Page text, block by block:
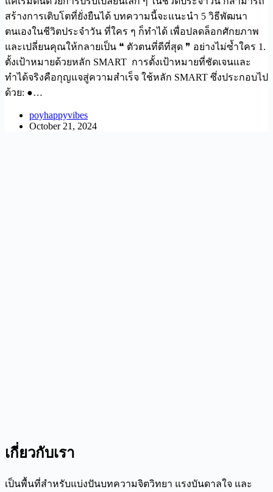
สร้างการเติบโตที่ยั่งยืนได้ บทความนี้จะแนะนำ 5 วิธีพัฒนา
ตนเองในชีวิตประจำวัน ที่ใคร ๆ ก็ทำได้ เพื่อปลดล็อกศักยภาพ
และเปลี่ยนคุณให้กลายเป็น ❝ ตัวตนที่ดีที่สุด ❞ อย่างไม่ซ้ำใคร 1.
ตั้งเป้าหมายด้วยหลัก SMART การตั้งเป้าหมายที่ชัดเจนและ
ทำได้จริงคือกุญแจสู่ความสำเร็จ ใช้หลัก SMART ซึ่งประกอบไป
ด้วย: ●…
poyhappyvibes
October 21, 2024
เกี่ยวกับเรา
เป็นพื้นที่สำหรับแบ่งปันบทความจิตวิทยา แรงบันดาลใจ และ